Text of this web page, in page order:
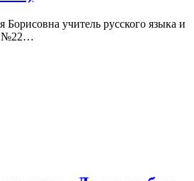
Борисовна учитель русского языка и
№22…